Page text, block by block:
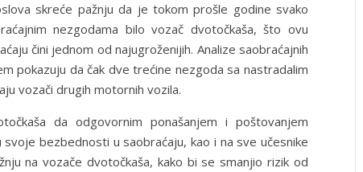
skreće pažnju da je tokom prošle godine svako
nezgodama bilo vozač dvotočkaša, što ovu
čini jednom od najugroženijih. Analize saobraćajnih
pokazuju da čak dve trećine nezgoda sa nastradalim
vozači drugih motornih vozila.
da odgovornim ponašanjem i poštovanjem
bezbednosti u saobraćaju, kao i na sve učesnike
na vozače dvotočkaša, kako bi se smanjio rizik od